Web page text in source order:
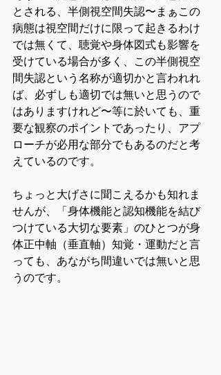
とされる、半側視空間失認〜まぁこの
病態は視空間だけに限って起きるわけ
では無くて、聴覚や身体図式も影響を
受けている場合が多く、この半側視空
間失認という名称が適切かと言われれ
ば、必ずしも適切では無いと思うので
はありますけれど〜等に於いても、重
要な観察のポイントであったり、アプ
ローチが必用な部分でもあるのだと考
えているのです。
ちょっと大げさに聞こえるかも知れま
せんが、「身体機能と認知機能を結び
つけている大切な要素」のひとつが身
体正中軸（垂直軸）知覚・運動だと言
っても、あながち間違いでは無いと思
うのです。